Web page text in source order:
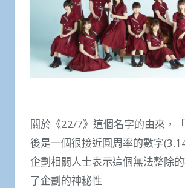
關於《22/7》這個名字的由來，
後是一個很接近圓周率的數字
企劃相關人士表示這個無法整除
了企劃的神秘性